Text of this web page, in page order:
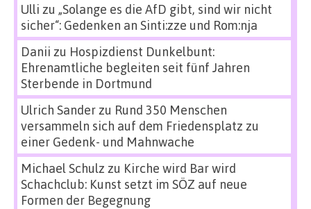
Ulli zu „Solange es die AfD gibt, sind wir nicht
sicher“: Gedenken an Sinti:zze und Rom:nja
Danii zu Hospizdienst Dunkelbunt:
Ehrenamtliche begleiten seit fünf Jahren
Sterbende in Dortmund
Ulrich Sanderzu Rund 350 Menschen
versammeln sich auf dem Friedensplatz zu
einer Gedenk- und Mahnwache
Michael Schulz zu Kirche wird Bar wird
Schachclub: Kunst setzt im SÖZ auf neue
Formen der Begegnung